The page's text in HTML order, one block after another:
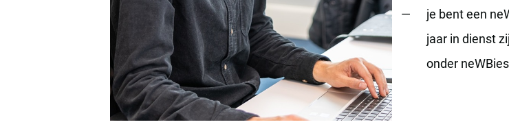
je bent een
jaar in dienst
onder